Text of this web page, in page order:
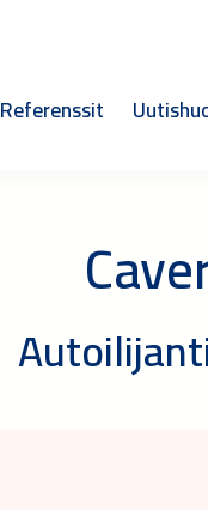
Referenssit